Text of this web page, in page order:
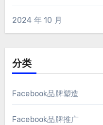
2024 年 10 月
分类
Facebook品牌塑造
Facebook品牌推广